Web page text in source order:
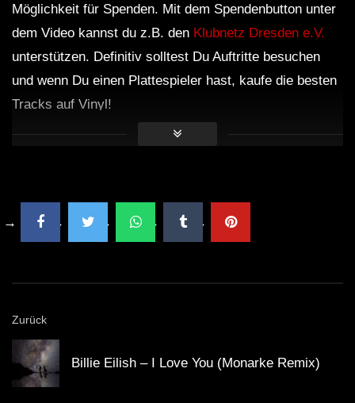
Möglichkeit für Spenden. Mit dem Spendenbutton unter
dem Video kannst du z.B. den Klubnetz Dresden e.V.
unterstützen. Definitiv solltest Du Auftritte besuchen
und wenn Du einen Plattespieler hast, kaufe die besten
Tracks auf Vinyl!
Zurück
Billie Eilish – I Love You (Monarke Remix)